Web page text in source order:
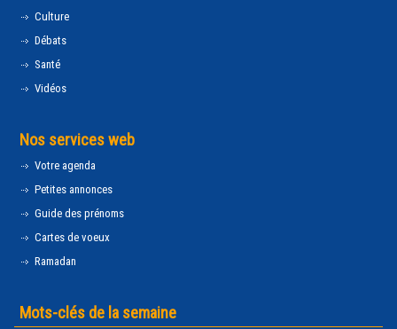
Culture
Débats
Santé
Vidéos
Nos services web
Votre agenda
Petites annonces
Guide des prénoms
Cartes de voeux
Ramadan
Mots-clés de la semaine